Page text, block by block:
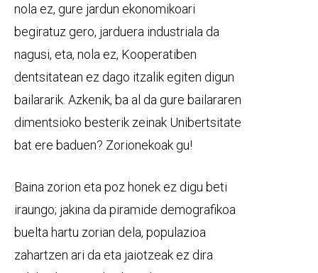
nola ez, gure jardun ekonomikoari
begiratuz gero, jarduera industriala da
nagusi, eta, nola ez, Kooperatiben
dentsitatean ez dago itzalik egiten digun
bailararik. Azkenik, ba al da gure bailararen
dimentsioko besterik zeinak Unibertsitate
bat ere baduen? Zorionekoak gu!
Baina zorion eta poz honek ez digu beti
iraungo; jakina da piramide demografikoa
buelta hartu zorian dela, populazioa
zahartzen ari da eta jaiotzeak ez dira